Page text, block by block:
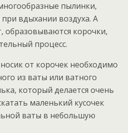
пылинки,
вдыхании воздуха. А
образовываются корочки,
процесс.
от корочек необходимо
из ваты или ватного
который делается очень
маленький кусочек
ваты в небольшую